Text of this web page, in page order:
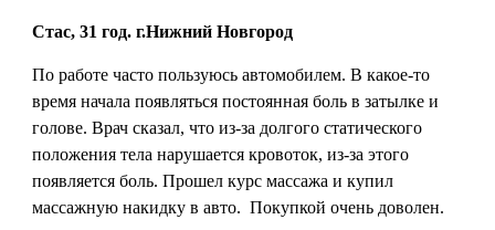
Стас, 31 год. г.Нижний Новгород
По работе часто пользуюсь автомобилем. В какое-то
время начала появляться постоянная боль в затылке и
голове. Врач сказал, что из-за долгого статического
положения тела нарушается кровоток, из-за этого
появляется боль. Прошел курс массажа и купил
массажную накидку в авто. Покупкой очень доволен.